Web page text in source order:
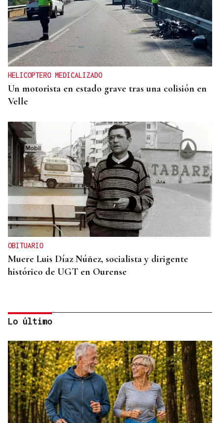
HELICOPTERO MEDICALIZADO
Un motorista en estado grave tras una colisión en
Velle
OBITUARIO
Muere Luis Díaz Núñez, socialista y dirigente
histórico de UGT en Ourense
CANEDO
Lo último